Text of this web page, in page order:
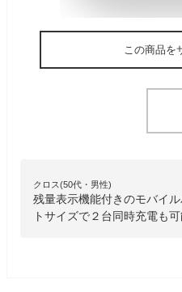
この商品を
クロス(50代・男性)
残量表示機能付きのモバイ
トサイズで２台同時充電も